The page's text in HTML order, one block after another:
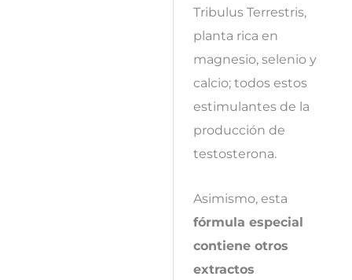
Tribulus Terrestris,
planta rica en
magnesio, selenio y
calcio; todos estos
estimulantes de la
producción de
testosterona.
Asimismo, esta
fórmula especial
contiene otros
extractos